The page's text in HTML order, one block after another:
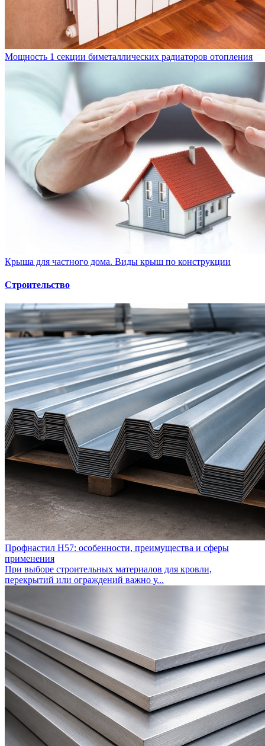
Мощность 1 секции биметаллических радиаторов отопления
Крыша для частного дома. Виды крыш по конструкции
Строительство
Профнастил Н57: особенности, преимущества и сферы
применения
При выборе строительных материалов для кровли,
перекрытий или ограждений важно у...